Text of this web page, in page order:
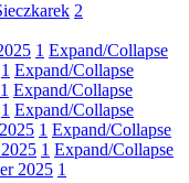
2
1 Expand/Collapse
1 Expand/Collapse
1 Expand/Collapse
1 Expand/Collapse
1 Expand/Collapse
1 Expand/Collapse
2025 1